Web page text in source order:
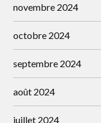
novembre 2024
octobre 2024
septembre 2024
août 2024
juillet 2024